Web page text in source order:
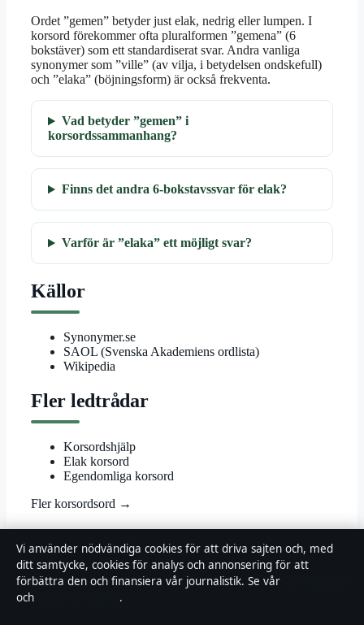
Ordet ”gemen” betyder just elak, nedrig eller lumpen. I
korsord förekommer ofta pluralformen ”gemena” (6
bokstäver) som ett standardiserat svar. Andra vanliga
synonymer som ”ville” (av vilja, i betydelsen ondskefull)
och ”elaka” (böjningsform) är också frekventa.
Vad betyder ”gemen” i
korsordssammanhang?
Finns det andra 6-bokstavssvar för elak?
Varför är ”elaka” ett möjligt svar?
Källor
Synonymer.se
SAOL (Svenska Akademiens ordlista)
Wikipedia
Fler ledtrådar
Korsordshjälp
Elak korsord
Egendomliga korsord
Fler korsordsord →
© 2026 Landsortstidningen
Landsortstidningen
Film, tv och nöjesnyheter med småstadsperspektiv — från premiärer
Vi använder nödvändiga cookies för att driva sajten och, med
ditt samtycke, cookies för analys och annonsering för att
förbättra den och finansiera vår journalistik. Se vår
och
.